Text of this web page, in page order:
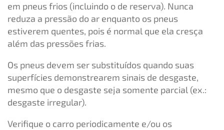
em pneus frios (incluindo o de reserva). Nunca
reduza a pressão do ar enquanto os pneus
estiverem quentes, pois é normal que ela cresça
além das pressões frias.
Os pneus devem ser substituídos quando suas
superfícies demonstrearem sinais de desgaste,
mesmo que o desgaste seja somente parcial (ex.:
desgaste irregular).
Verifique o carro periodicamente e/ou os